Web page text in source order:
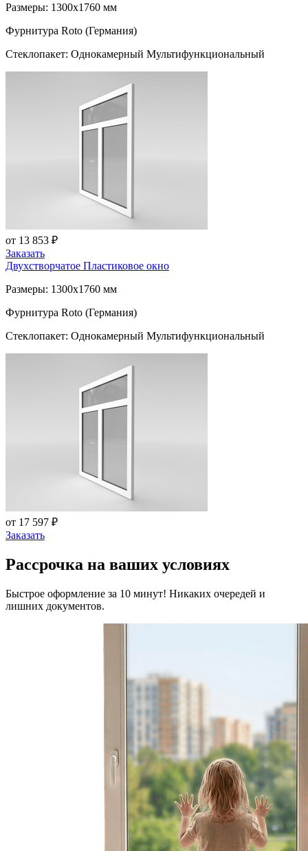
Размеры: 1300x1760 мм
Фурнитура Roto (Германия)
Стеклопакет: Однокамерный Мультифункциональный
от 13 853 ₽
Заказать
Двухстворчатое Пластиковое окно
Размеры: 1300x1760 мм
Фурнитура Roto (Германия)
Стеклопакет: Однокамерный Мультифункциональный
от 17 597 ₽
Заказать
Рассрочка на ваших условиях
Быстрое оформление за 10 минут! Никаких очередей и
лишних документов.